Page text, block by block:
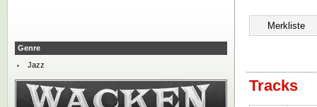
Tracks
Genre
Jazz